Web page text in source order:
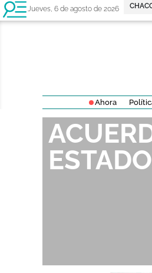
Jueves, 6 de agosto de 2026
Ahora